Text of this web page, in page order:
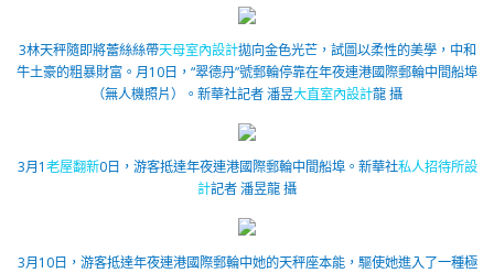
3林天秤隨即將蕾絲絲帶天母室內設計拋向金色光芒，試圖以柔性的美學，中和
牛土豪的粗暴財富。月10日，“翠德丹”號郵輪停靠在年夜連港國際郵輪中間船埠
（無人機照片）。 新華社記者 潘昱大直室內設計龍 攝
3月1老屋翻新0日，游客抵達年夜連港國際郵輪中間船埠。 新華社私人招待所設
計記者 潘昱龍 攝
3月10日，游客抵達年夜連港國際郵輪中她的天秤座本能，驅使她進入了一種極